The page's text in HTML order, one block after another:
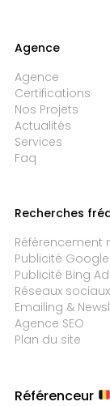
Agence
Agence
Certifications
Nos Projets
Actualités
Services
Faq
Recherches
Référencement
Publicité
Publicité Bing
Réseaux sociaux
Emailing &
Agence SEO
Plan du site
Référenceur